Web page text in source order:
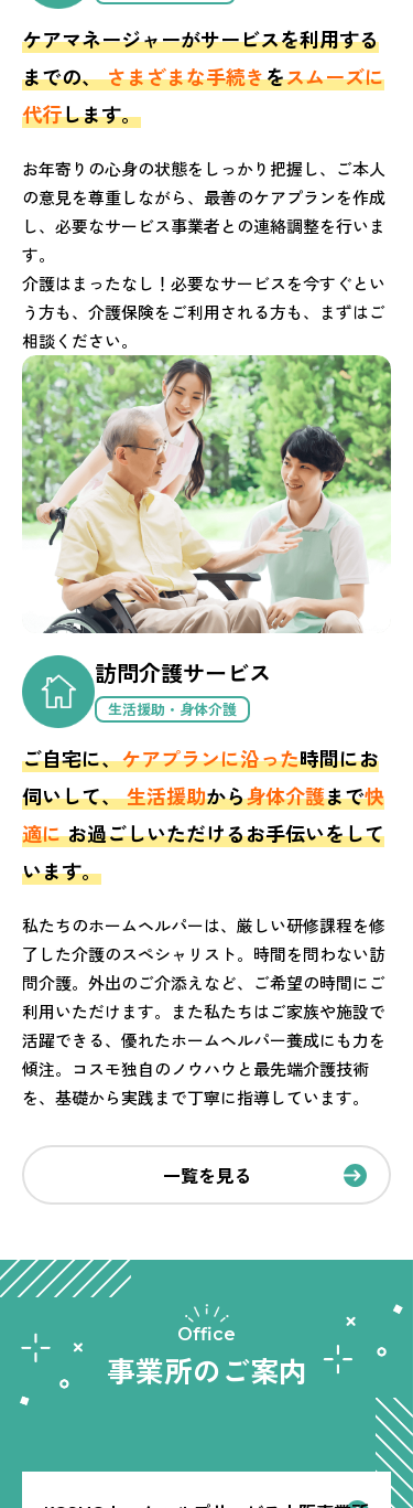
ケアマネージャーがサービスを利用する
までの、さまざまな手続きをスムーズに
代行します。
お年寄りの心身の状態をしっかり把握し、ご本人
の意見を尊重しながら、最善のケアプランを作成
し、必要なサービス事業者との連絡調整を行いま
す。
介護はまったなし！必要なサービスを今すぐとい
う方も、介護保険をご利用される方も、まずはご
相談ください。
訪問介護サービス
生活援助・身体介護
ご自宅に、ケアプランに沿った時間にお
伺いして、生活援助から身体介護まで快
適にお過ごしいただけるお手伝いをして
います。
私たちのホームヘルパーは、厳しい研修課程を修
了した介護のスペシャリスト。時間を問わない訪
問介護。外出のご介添えなど、ご希望の時間にご
利用いただけます。また私たちはご家族や施設で
活躍できる、優れたホームヘルパー養成にも力を
傾注。コスモ独自のノウハウと最先端介護技術
を、基礎から実践まで丁寧に指導しています。
一覧を見る
Office
事業所のご案内